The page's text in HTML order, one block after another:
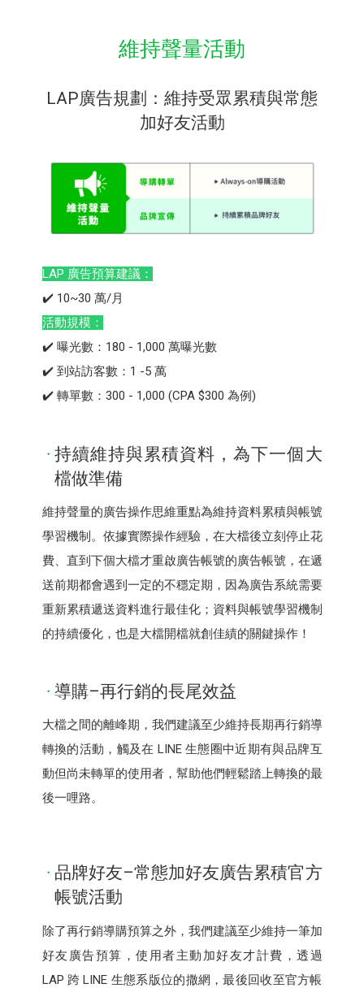
維持聲量活動
LAP廣告規劃：維持受眾累積與常態
加好友活動
LAP 廣告預算建議：
✔️ 10~30 萬/月
活動規模：
✔️ 曝光數：180 - 1,000 萬曝光數
✔️ 到站訪客數：1 -5 萬
✔️ 轉單數：300 - 1,000 (CPA $300 為例)
持續維持與累積資料，為下一個大
檔做準備
維持聲量的廣告操作思維重點為維持資料累積與帳號
學習機制。依據實際操作經驗，在大檔後立刻停止花
費、直到下個大檔才重啟廣告帳號的廣告帳號，在遞
送前期都會遇到一定的不穩定期，因為廣告系統需要
重新累積遞送資料進行最佳化；資料與帳號學習機制
的持續優化，也是大檔開檔就創佳績的關鍵操作！
導購–再行銷的長尾效益
大檔之間的離峰期，我們建議至少維持長期再行銷導
轉換的活動，觸及在 LINE 生態圈中近期有與品牌互
動但尚未轉單的使用者，幫助他們輕鬆踏上轉換的最
後一哩路。
品牌好友–常態加好友廣告累積官方
帳號活動
除了再行銷導購預算之外，我們建議至少維持一筆加
好友廣告預算，使用者主動加好友才計費，透過
LAP 跨 LINE 生態系版位的撒網，最後回收至官方帳